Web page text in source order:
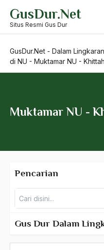
content
GusDur.Net
Situs Resmi Gus Dur
GusDur.Net - Dalam Lingkaran
di NU - Muktamar NU -
Muktamar NU -
Pencarian
Gus Dur Dalam
Guru
Sahabat
Periode Aktif di Masa
Istighosah Senayan